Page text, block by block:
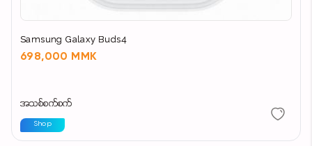
Samsung Galaxy Buds4
698,000 MMK
အသစ်စက်စက်
Shop